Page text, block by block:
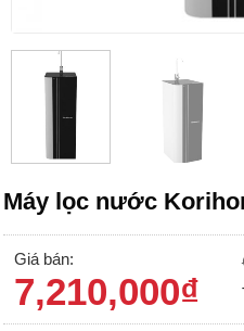
Máy lọc nước
Giá bán:
7,210,000₫